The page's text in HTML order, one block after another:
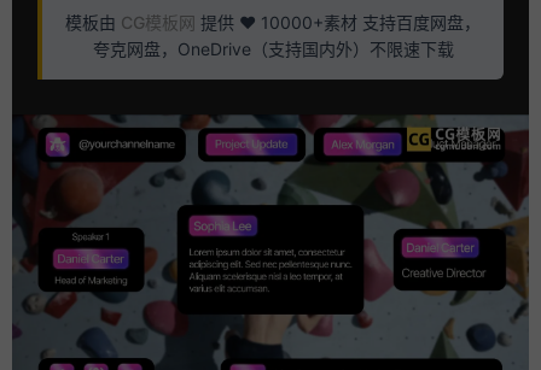
模板由 CG模板网 提供 ❤️ 10000+素材 支持百度网盘，
夸克网盘，OneDrive（支持国内外）不限速下载